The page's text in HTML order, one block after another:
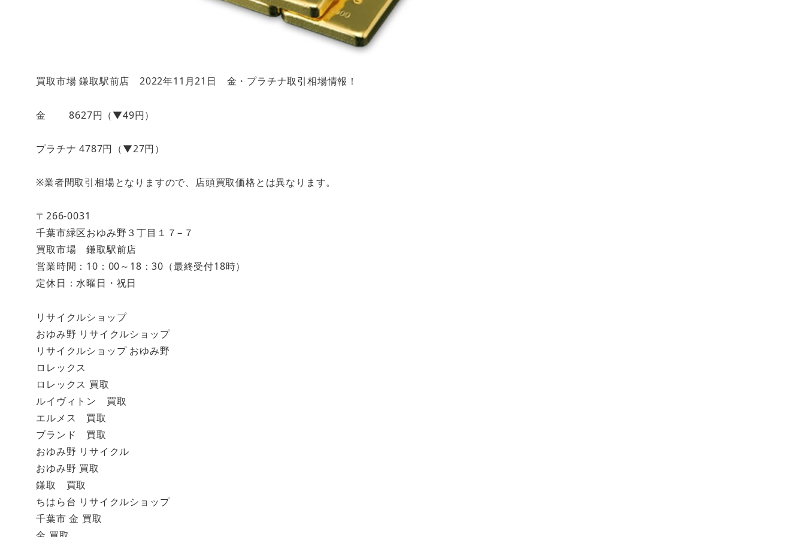
買取市場 鎌取駅前店 2022年11月21日 金・プラチナ取引相場情報！
金 8627円（▼49円）
プラチナ 4787円（▼27円）
※業者間取引相場となりますので、店頭買取価格とは異なります。
〒266-0031
千葉市緑区おゆみ野３丁目１７−７
買取市場 鎌取駅前店
営業時間：10：00～18：30（最終受付18時）
定休日：水曜日・祝日
リサイクルショップ
おゆみ野 リサイクルショップ
リサイクルショップ おゆみ野
ロレックス
ロレックス 買取
ルイヴィトン 買取
エルメス 買取
ブランド 買取
おゆみ野 リサイクル
おゆみ野 買取
鎌取 買取
ちはら台 リサイクルショップ
千葉市 金 買取